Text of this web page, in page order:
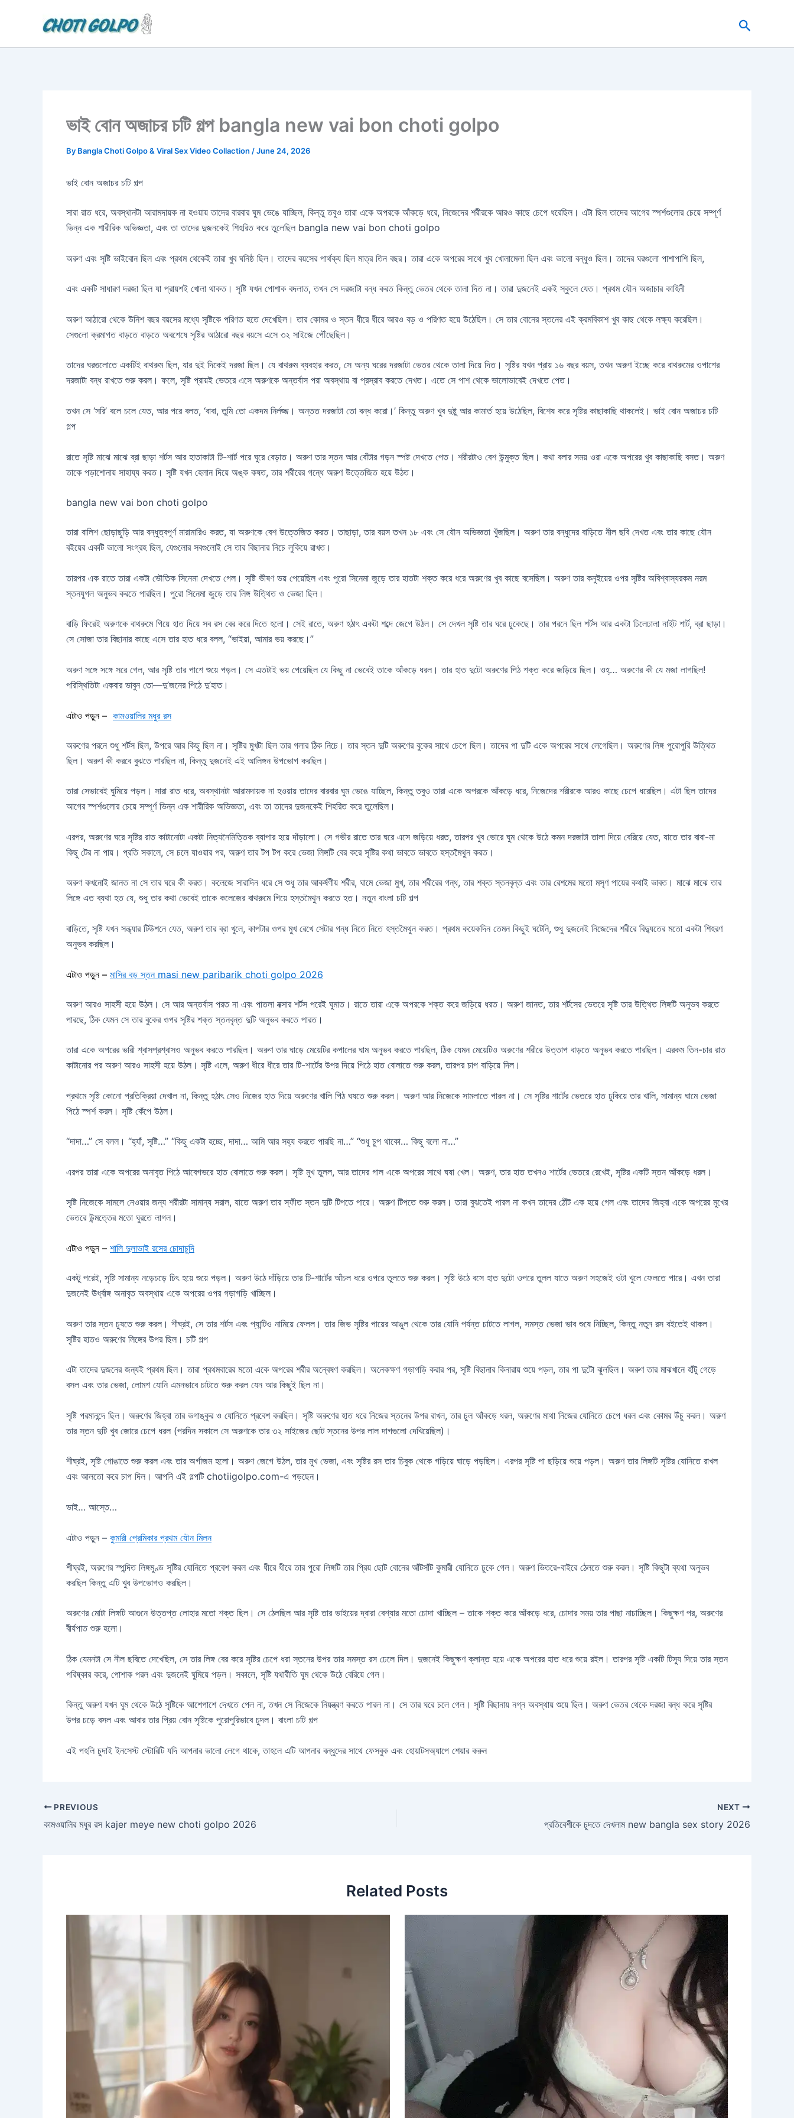
Search
ভাই বোন অজাচর চটি গল্প bangla new vai bon choti golpo
By Bangla Choti Golpo & Viral Sex Video Collaction /June 24, 2026
ভাই বোন অজাচর চটি গল্প
সারা রাত ধরে, অবস্থানটা আরামদায়ক না হওয়ায় তাদের বারবার ঘুম ভেঙে যাচ্ছিল, কিন্তু তবুও তারা একে অপরকে আঁকড়ে ধরে, নিজেদের শরীরকে আরও কাছে চেপে ধরেছিল। এটা ছিল তাদের আগের স্পর্শগুলোর চেয়ে সম্পূর্ণ
ভিন্ন এক শারীরিক অভিজ্ঞতা, এবং তা তাদের দুজনকেই শিহরিত করে তুলেছিল bangla new vai bon choti golpo
অরুণ এবং সৃষ্টি ভাইবোন ছিল এবং প্রথম থেকেই তারা খুব ঘনিষ্ঠ ছিল। তাদের বয়সের পার্থক্য ছিল মাত্র তিন বছর। তারা একে অপরের সাথে খুব খোলামেলা ছিল এবং ভালো বন্ধুও ছিল। তাদের ঘরগুলো পাশাপাশি ছিল,
এবং একটি সাধারণ দরজা ছিল যা প্রায়শই খোলা থাকত। সৃষ্টি যখন পোশাক বদলাত, তখন সে দরজাটা বন্ধ করত কিন্তু ভেতর থেকে তালা দিত না। তারা দুজনেই একই স্কুলে যেত। প্রথম যৌন অজাচার কাহিনী
অরুণ আঠারো থেকে উনিশ বছর বয়সের মধ্যে সৃষ্টিকে পরিণত হতে দেখেছিল। তার কোমর ও স্তন ধীরে ধীরে আরও বড় ও পরিণত হয়ে উঠেছিল। সে তার বোনের স্তনের এই ক্রমবিকাশ খুব কাছ থেকে লক্ষ্য করেছিল।
সেগুলো ক্রমাগত বাড়তে বাড়তে অবশেষে সৃষ্টির আঠারো বছর বয়সে এসে ৩২ সাইজে পৌঁছেছিল।
তাদের ঘরগুলোতে একটিই বাথরুম ছিল, যার দুই দিকেই দরজা ছিল। যে বাথরুম ব্যবহার করত, সে অন্য ঘরের দরজাটা ভেতর থেকে তালা দিয়ে দিত। সৃষ্টির যখন প্রায় ১৬ বছর বয়স, তখন অরুণ ইচ্ছে করে বাথরুমের ওপাশের
দরজাটা বন্ধ রাখতে শুরু করল। ফলে, সৃষ্টি প্রায়ই ভেতরে এসে অরুণকে অন্তর্বাস পরা অবস্থায় বা প্রস্রাব করতে দেখত। এতে সে পাশ থেকে ভালোভাবেই দেখতে পেত।
তখন সে ‘সরি’ বলে চলে যেত, আর পরে বলত, ‘বাবা, তুমি তো একদম নির্লজ্জ। অন্তত দরজাটা তো বন্ধ করো।’ কিন্তু অরুণ খুব দুষ্টু আর কামার্ত হয়ে উঠেছিল, বিশেষ করে সৃষ্টির কাছাকাছি থাকলেই। ভাই বোন অজাচর চটি
গল্প
রাতে সৃষ্টি মাঝে মাঝে ব্রা ছাড়া শর্টস আর হাতাকাটা টি-শার্ট পরে ঘুরে বেড়াত। অরুণ তার স্তন আর বোঁটার গড়ন স্পষ্ট দেখতে পেত। শরীরটাও বেশ উন্মুক্ত ছিল। কথা বলার সময় ওরা একে অপরের খুব কাছাকাছি বসত। অরুণ
তাকে পড়াশোনায় সাহায্য করত। সৃষ্টি যখন হেলান দিয়ে অঙ্ক কষত, তার শরীরের গন্ধে অরুণ উত্তেজিত হয়ে উঠত।
bangla new vai bon choti golpo
তারা বালিশ ছোড়াছুড়ি আর বন্ধুত্বপূর্ণ মারামারিও করত, যা অরুণকে বেশ উত্তেজিত করত। তাছাড়া, তার বয়স তখন ১৮ এবং সে যৌন অভিজ্ঞতা খুঁজছিল। অরুণ তার বন্ধুদের বাড়িতে নীল ছবি দেখত এবং তার কাছে যৌন
বইয়ের একটি ভালো সংগ্রহ ছিল, যেগুলোর সবগুলোই সে তার বিছানার নিচে লুকিয়ে রাখত।
তারপর এক রাতে তারা একটা ভৌতিক সিনেমা দেখতে গেল। সৃষ্টি ভীষণ ভয় পেয়েছিল এবং পুরো সিনেমা জুড়ে তার হাতটা শক্ত করে ধরে অরুণের খুব কাছে বসেছিল। অরুণ তার কনুইয়ের ওপর সৃষ্টির অবিশ্বাস্যরকম নরম
স্তনযুগল অনুভব করতে পারছিল। পুরো সিনেমা জুড়ে তার লিঙ্গ উত্থিত ও ভেজা ছিল।
বাড়ি ফিরেই অরুণকে বাথরুমে গিয়ে হাত দিয়ে সব রস বের করে দিতে হলো। সেই রাতে, অরুণ হঠাৎ একটা শব্দে জেগে উঠল। সে দেখল সৃষ্টি তার ঘরে ঢুকেছে। তার পরনে ছিল শর্টস আর একটা ঢিলেঢালা নাইট শার্ট, ব্রা ছাড়া।
সে সোজা তার বিছানার কাছে এসে তার হাত ধরে বলল, “ভাইয়া, আমার ভয় করছে।”
অরুণ সঙ্গে সঙ্গে সরে গেল, আর সৃষ্টি তার পাশে শুয়ে পড়ল। সে এতটাই ভয় পেয়েছিল যে কিছু না ভেবেই তাকে আঁকড়ে ধরল। তার হাত দুটো অরুণের পিঠ শক্ত করে জড়িয়ে ছিল। ওহ্‌… অরুণের কী যে মজা লাগছিল!
পরিস্থিতিটা একবার ভাবুন তো—দু’জনের পিঠে দু’হাত।
এটাও পড়ুন – কামওয়ালির মধুর রস
অরুণের পরনে শুধু শর্টস ছিল, উপরে আর কিছু ছিল না। সৃষ্টির মুখটা ছিল তার গলার ঠিক নিচে। তার স্তন দুটি অরুণের বুকের সাথে চেপে ছিল। তাদের পা দুটি একে অপরের সাথে লেগেছিল। অরুণের লিঙ্গ পুরোপুরি উত্থিত
ছিল। অরুণ কী করবে বুঝতে পারছিল না, কিন্তু দুজনেই এই আলিঙ্গন উপভোগ করছিল।
তারা সেভাবেই ঘুমিয়ে পড়ল। সারা রাত ধরে, অবস্থানটা আরামদায়ক না হওয়ায় তাদের বারবার ঘুম ভেঙে যাচ্ছিল, কিন্তু তবুও তারা একে অপরকে আঁকড়ে ধরে, নিজেদের শরীরকে আরও কাছে চেপে ধরেছিল। এটা ছিল তাদের
আগের স্পর্শগুলোর চেয়ে সম্পূর্ণ ভিন্ন এক শারীরিক অভিজ্ঞতা, এবং তা তাদের দুজনকেই শিহরিত করে তুলেছিল।
এরপর, অরুণের ঘরে সৃষ্টির রাত কাটানোটা একটা নিত্যনৈমিত্তিক ব্যাপার হয়ে দাঁড়ালো। সে গভীর রাতে তার ঘরে এসে জড়িয়ে ধরত, তারপর খুব ভোরে ঘুম থেকে উঠে কমন দরজাটা তালা দিয়ে বেরিয়ে যেত, যাতে তার বাবা-মা
কিছু টের না পায়। প্রতি সকালে, সে চলে যাওয়ার পর, অরুণ তার টপ টপ করে ভেজা লিঙ্গটি বের করে সৃষ্টির কথা ভাবতে ভাবতে হস্তমৈথুন করত।
অরুণ কখনোই জানত না সে তার ঘরে কী করত। কলেজে সারাদিন ধরে সে শুধু তার আকর্ষণীয় শরীর, ঘামে ভেজা মুখ, তার শরীরের গন্ধ, তার শক্ত স্তনবৃন্ত এবং তার রেশমের মতো মসৃণ পায়ের কথাই ভাবত। মাঝে মাঝে তার
লিঙ্গে এত ব্যথা হত যে, শুধু তার কথা ভেবেই তাকে কলেজের বাথরুমে গিয়ে হস্তমৈথুন করতে হত। নতুন বাংলা চটি গল্প
বাড়িতে, সৃষ্টি যখন সন্ধ্যার টিউশনে যেত, অরুণ তার ব্রা খুলে, কাপটার ওপর মুখ রেখে সেটার গন্ধ নিতে নিতে হস্তমৈথুন করত। প্রথম কয়েকদিন তেমন কিছুই ঘটেনি, শুধু দুজনেই নিজেদের শরীরে বিদ্যুতের মতো একটা শিহরণ
অনুভব করছিল।
এটাও পড়ুন – মাসির বড় স্তন masi new paribarik choti golpo 2026
অরুণ আরও সাহসী হয়ে উঠল। সে আর অন্তর্বাস পরত না এবং পাতলা বক্সার শর্টস পরেই ঘুমাত। রাতে তারা একে অপরকে শক্ত করে জড়িয়ে ধরত। অরুণ জানত, তার শর্টসের ভেতরে সৃষ্টি তার উত্থিত লিঙ্গটি অনুভব করতে
পারছে, ঠিক যেমন সে তার বুকের ওপর সৃষ্টির শক্ত স্তনবৃন্ত দুটি অনুভব করতে পারত।
তারা একে অপরের ভারী শ্বাসপ্রশ্বাসও অনুভব করতে পারছিল। অরুণ তার ঘাড়ে মেয়েটির কপালের ঘাম অনুভব করতে পারছিল, ঠিক যেমন মেয়েটিও অরুণের শরীরে উত্তাপ বাড়তে অনুভব করতে পারছিল। এরকম তিন-চার রাত
কাটানোর পর অরুণ আরও সাহসী হয়ে উঠল। সৃষ্টি এলে, অরুণ ধীরে ধীরে তার টি-শার্টের উপর দিয়ে পিঠে হাত বোলাতে শুরু করল, তারপর চাপ বাড়িয়ে দিল।
প্রথমে সৃষ্টি কোনো প্রতিক্রিয়া দেখাল না, কিন্তু হঠাৎ সেও নিজের হাত দিয়ে অরুণের খালি পিঠ ঘষতে শুরু করল। অরুণ আর নিজেকে সামলাতে পারল না। সে সৃষ্টির শার্টের ভেতরে হাত ঢুকিয়ে তার খালি, সামান্য ঘামে ভেজা
পিঠে স্পর্শ করল। সৃষ্টি কেঁপে উঠল।
“দাদা…” সে বলল। “হ্যাঁ, সৃষ্টি…” “কিছু একটা হচ্ছে, দাদা… আমি আর সহ্য করতে পারছি না…” “শুধু চুপ থাকো… কিছু বলো না…”
এরপর তারা একে অপরের অনাবৃত পিঠে আবেগভরে হাত বোলাতে শুরু করল। সৃষ্টি মুখ তুলল, আর তাদের গাল একে অপরের সাথে ঘষা খেল। অরুণ, তার হাত তখনও শার্টের ভেতরে রেখেই, সৃষ্টির একটি স্তন আঁকড়ে ধরল।
সৃষ্টি নিজেকে সামলে নেওয়ার জন্য শরীরটা সামান্য সরাল, যাতে অরুণ তার স্ফীত স্তন দুটি টিপতে পারে। অরুণ টিপতে শুরু করল। তারা বুঝতেই পারল না কখন তাদের ঠোঁট এক হয়ে গেল এবং তাদের জিহ্বা একে অপরের মুখের
ভেতরে উন্মত্তের মতো ঘুরতে লাগল।
এটাও পড়ুন – শালি দুলাভাই রসের চোদাচুদি
একটু পরেই, সৃষ্টি সামান্য নড়েচড়ে চিৎ হয়ে শুয়ে পড়ল। অরুণ উঠে দাঁড়িয়ে তার টি-শার্টের আঁচল ধরে ওপরে তুলতে শুরু করল। সৃষ্টি উঠে বসে হাত দুটো ওপরে তুলল যাতে অরুণ সহজেই ওটা খুলে ফেলতে পারে। এখন তারা
দুজনেই ঊর্ধ্বাঙ্গ অনাবৃত অবস্থায় একে অপরের ওপর গড়াগড়ি খাচ্ছিল।
অরুণ তার স্তন চুষতে শুরু করল। শীঘ্রই, সে তার শর্টস এবং প্যান্টিও নামিয়ে ফেলল। তার জিভ সৃষ্টির পায়ের আঙুল থেকে তার যোনি পর্যন্ত চাটতে লাগল, সমস্ত ভেজা ভাব শুষে নিচ্ছিল, কিন্তু নতুন রস বইতেই থাকল।
সৃষ্টির হাতও অরুণের লিঙ্গের উপর ছিল। চটি গল্প
এটা তাদের দুজনের জন্যই প্রথম ছিল। তারা প্রথমবারের মতো একে অপরের শরীর অন্বেষণ করছিল। অনেকক্ষণ গড়াগড়ি করার পর, সৃষ্টি বিছানার কিনারায় শুয়ে পড়ল, তার পা দুটো ঝুলছিল। অরুণ তার মাঝখানে হাঁটু গেড়ে
বসল এবং তার ভেজা, লোমশ যোনি এমনভাবে চাটতে শুরু করল যেন আর কিছুই ছিল না।
সৃষ্টি পরমানন্দে ছিল। অরুণের জিহ্বা তার ভগাঙ্কুর ও যোনিতে প্রবেশ করছিল। সৃষ্টি অরুণের হাত ধরে নিজের স্তনের উপর রাখল, তার চুল আঁকড়ে ধরল, অরুণের মাথা নিজের যোনিতে চেপে ধরল এবং কোমর উঁচু করল। অরুণ
তার স্তন দুটি খুব জোরে চেপে ধরল (পরদিন সকালে সে অরুণকে তার ৩২ সাইজের ছোট স্তনের উপর লাল দাগগুলো দেখিয়েছিল)।
শীঘ্রই, সৃষ্টি গোঙাতে শুরু করল এবং তার অর্গাজম হলো। অরুণ জেগে উঠল, তার মুখ ভেজা, এবং সৃষ্টির রস তার চিবুক থেকে গড়িয়ে ঘাড়ে পড়ছিল। এরপর সৃষ্টি পা ছড়িয়ে শুয়ে পড়ল। অরুণ তার লিঙ্গটি সৃষ্টির যোনিতে রাখল
এবং আলতো করে চাপ দিল। আপনি এই গল্পটি chotiigolpo.com-এ পড়ছেন।
ভাই… আস্তে…
এটাও পড়ুন – কুমারী প্রেমিকার প্রথম যৌন মিলন
শীঘ্রই, অরুণের স্পন্দিত লিঙ্গমুণ্ড সৃষ্টির যোনিতে প্রবেশ করল এবং ধীরে ধীরে তার পুরো লিঙ্গটি তার প্রিয় ছোট বোনের আঁটসাঁট কুমারী যোনিতে ঢুকে গেল। অরুণ ভিতরে-বাইরে ঠেলতে শুরু করল। সৃষ্টি কিছুটা ব্যথা অনুভব
করছিল কিন্তু এটি খুব উপভোগও করছিল।
অরুণের মোটা লিঙ্গটি আগুনে উত্তপ্ত লোহার মতো শক্ত ছিল। সে ঠেলছিল আর সৃষ্টি তার ভাইয়ের দ্বারা বেশ্যার মতো চোদা খাচ্ছিল – তাকে শক্ত করে আঁকড়ে ধরে, চোদার সময় তার পাছা নাচাচ্ছিল। কিছুক্ষণ পর, অরুণের
বীর্যপাত শুরু হলো।
ঠিক যেমনটা সে নীল ছবিতে দেখেছিল, সে তার লিঙ্গ বের করে সৃষ্টির চেপে ধরা স্তনের উপর তার সমস্ত রস ঢেলে দিল। দুজনেই কিছুক্ষণ ক্লান্ত হয়ে একে অপরের হাত ধরে শুয়ে রইল। তারপর সৃষ্টি একটি টিস্যু দিয়ে তার স্তন
পরিষ্কার করে, পোশাক পরল এবং দুজনেই ঘুমিয়ে পড়ল। সকালে, সৃষ্টি যথারীতি ঘুম থেকে উঠে বেরিয়ে গেল।
কিন্তু অরুণ যখন ঘুম থেকে উঠে সৃষ্টিকে আশেপাশে দেখতে পেল না, তখন সে নিজেকে নিয়ন্ত্রণ করতে পারল না। সে তার ঘরে চলে গেল। সৃষ্টি বিছানায় নগ্ন অবস্থায় শুয়ে ছিল। অরুণ ভেতর থেকে দরজা বন্ধ করে সৃষ্টির
উপর চড়ে বসল এবং আবার তার প্রিয় বোন সৃষ্টিকে পুরোপুরিভাবে চুদল। বাংলা চটি গল্প
এই পহলি চুদাই ইনসেস্ট স্টোরিটি যদি আপনার ভালো লেগে থাকে, তাহলে এটি আপনার বন্ধুদের সাথে ফেসবুক এবং হোয়াটসঅ্যাপে শেয়ার করুন
PREVIOUS
কামওয়ালির মধুর রস kajer meye new choti golpo 2026
NEXT
প্রতিবেশীকে চুদতে দেখলাম new bangla sex story 2026
Related Posts